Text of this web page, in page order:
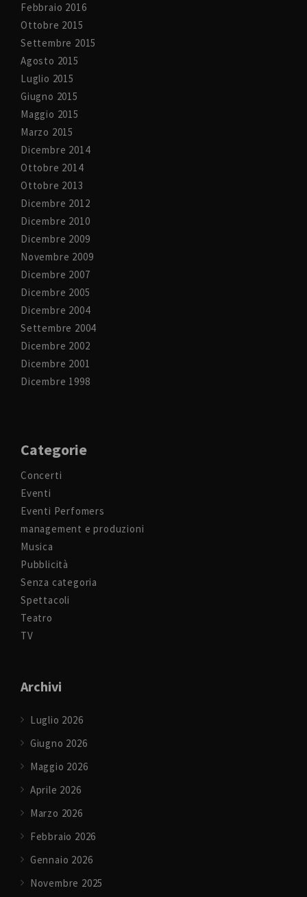
Febbraio 2016
Ottobre 2015
Settembre 2015
Agosto 2015
Luglio 2015
Giugno 2015
Maggio 2015
Marzo 2015
Dicembre 2014
Ottobre 2014
Ottobre 2013
Dicembre 2012
Dicembre 2010
Dicembre 2009
Novembre 2009
Dicembre 2007
Dicembre 2005
Dicembre 2004
Settembre 2004
Dicembre 2002
Dicembre 2001
Dicembre 1998
Categorie
Concerti
Eventi
Eventi Perfomers
management e produzioni
Musica
Pubblicità
Senza categoria
Spettacoli
Teatro
TV
Archivi
Luglio 2026
Giugno 2026
Maggio 2026
Aprile 2026
Marzo 2026
Febbraio 2026
Gennaio 2026
Novembre 2025